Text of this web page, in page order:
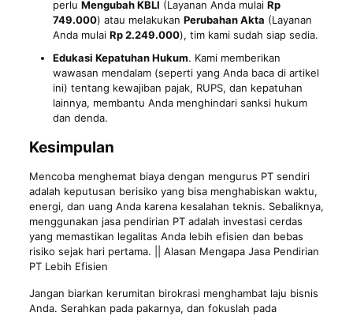
perlu Mengubah KBLI (Layanan Anda mulai Rp
749.000) atau melakukan Perubahan Akta (Layanan
Anda mulai Rp 2.249.000), tim kami sudah siap sedia.
Edukasi Kepatuhan Hukum. Kami memberikan
wawasan mendalam (seperti yang Anda baca di artikel
ini) tentang kewajiban pajak, RUPS, dan kepatuhan
lainnya, membantu Anda menghindari sanksi hukum
dan denda.
Kesimpulan
Mencoba menghemat biaya dengan mengurus PT sendiri
adalah keputusan berisiko yang bisa menghabiskan waktu,
energi, dan uang Anda karena kesalahan teknis. Sebaliknya,
menggunakan jasa pendirian PT adalah investasi cerdas
yang memastikan legalitas Anda lebih efisien dan bebas
risiko sejak hari pertama. || Alasan Mengapa Jasa Pendirian
PT Lebih Efisien
Jangan biarkan kerumitan birokrasi menghambat laju bisnis
Anda. Serahkan pada pakarnya, dan fokuslah pada